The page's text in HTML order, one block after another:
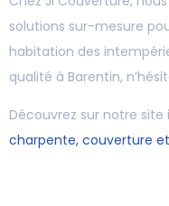
solutions sur-mesure
habitation des
qualité à Barentin,
Découvrez sur notre
charpente, couverture